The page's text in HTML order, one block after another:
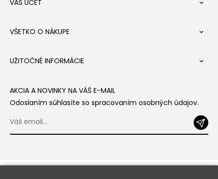
VÁŠ ÚČET 
VŠETKO O NÁKUPE 
UŽITOČNÉ INFORMÁCIE 
AKCIA A NOVINKY NA VÁŠ E-MAIL
Odoslaním súhlasíte so spracovaním osobných údajov.